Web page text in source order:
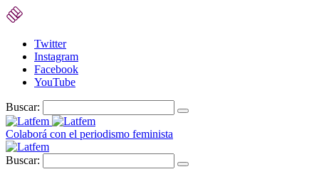
Twitter
Instagram
Facebook
YouTube
Buscar:
Colaborá con el periodismo feminista
Buscar: